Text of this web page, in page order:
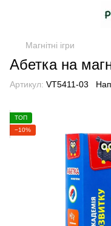
Магнітні ігри
Абетка на
Артикул: VT5411-03
ТОП
−10%